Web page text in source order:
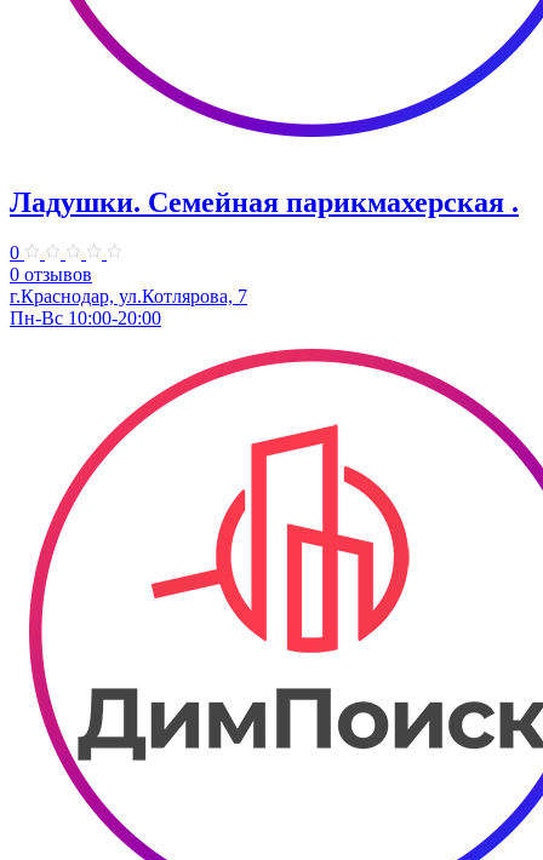
Ладушки. Семейная парикмахерская .
0
0 отзывов
г.Краснодар, ул.Котлярова, 7
Пн-Вс 10:00-20:00